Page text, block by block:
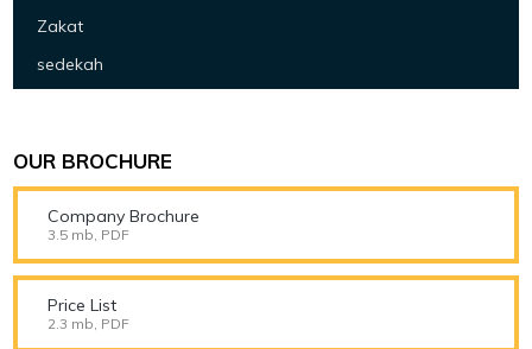
Zakat
sedekah
OUR BROCHURE
Company Brochure
3.5 mb, PDF
Price List
2.3 mb, PDF